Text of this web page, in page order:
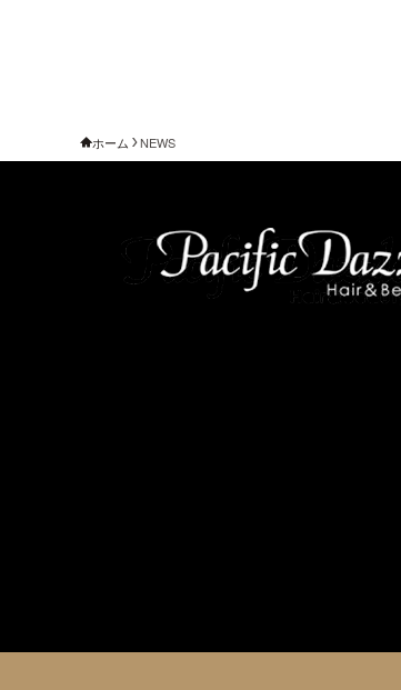
ホーム NEWS